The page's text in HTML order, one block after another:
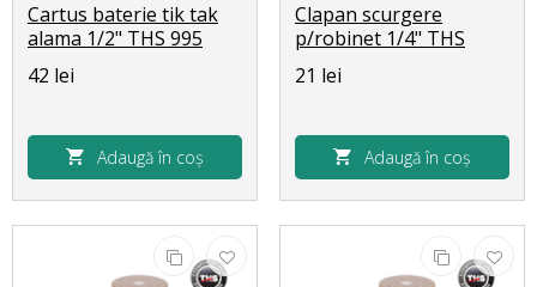
Cartus baterie tik tak
alama 1/2" THS 995
(1/200)
42 lei
Adaugă în coș
Clapan scurgere
p/robinet 1/4" THS
4018
21 lei
Adaugă în coș